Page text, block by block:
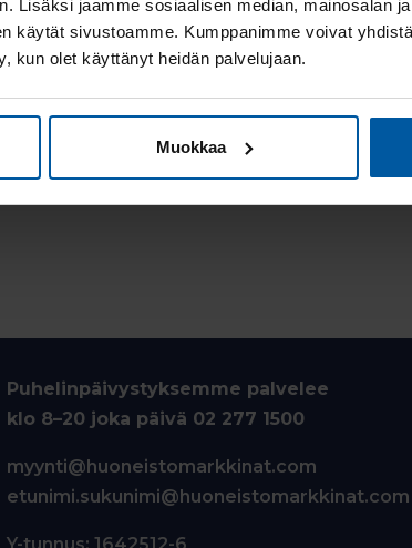
Lisäksi jaamme sosiaalisen median, mainosalan
käytät sivustoamme. Kumppanimme voivat
kun olet käyttänyt heidän palvelujaan.
Muokkaa
oli miellyttävää ja hän hoiti prosessia
Puhelinpäivystyksemme palvelee
klo 8–20 joka päivä 02 277 1500
myynti@huoneistomarkkinat.com
etunimi.sukunimi@huoneistomarkkinat.com